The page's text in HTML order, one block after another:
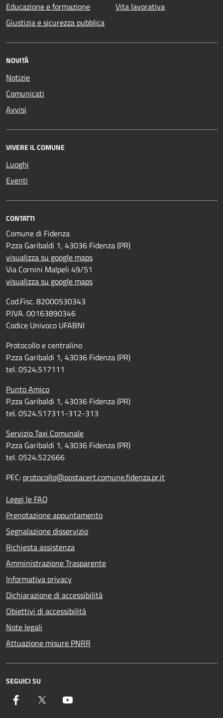
Educazione e formazione
Giustizia e sicurezza pubblica
Vita lavorativa
NOVITÀ
Notizie
Comunicati
Avvisi
VIVERE IL COMUNE
Luoghi
Eventi
CONTATTI
Comune di Fidenza
P.zza Garibaldi 1, 43036 Fidenza (PR)
visualizza su google maps
Via Cornini Malpeli 49/51
visualizza su google maps
Cod.Fisc. 82000530343
P.IVA. 00163890346
Codice Univoco UFABNI
Protocollo e centralino
P.zza Garibaldi 1, 43036 Fidenza (PR)
tel. 0524.517111
Punto Amico
P.zza Garibaldi 1, 43036 Fidenza (PR)
tel. 0524.517311-312-313
Servizio Taxi Comunale
P.zza Garibaldi 1, 43036 Fidenza (PR)
tel. 0524.522666
PEC: protocollo@postacert.comune.fidenza.pr.it
Leggi le FAQ
Prenotazione appuntamento
Segnalazione disservizio
Richiesta assistenza
Amministrazione Trasparente
Informativa privacy
Dichiarazione di accessibilità
Obiettivi di accessibilità
Note legali
Attuazione misure PNRR
SEGUICI SU
Facebook Twitter